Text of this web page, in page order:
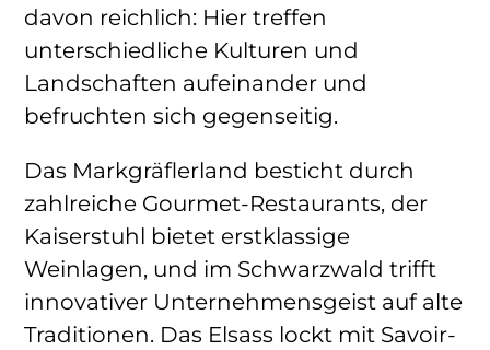
davon reichlich: Hier treffen
unterschiedliche Kulturen und
Landschaften aufeinander und
befruchten sich gegenseitig.
Das Markgräflerland besticht durch
zahlreiche Gourmet-Restaurants, der
Kaiserstuhl bietet erstklassige
Weinlagen, und im Schwarzwald trifft
innovativer Unternehmensgeist auf alte
Traditionen. Das Elsass lockt mit Savoir-